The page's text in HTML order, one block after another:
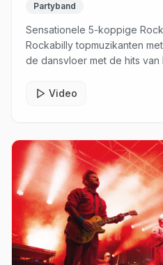
Partyband
Sensationele 5-koppige
Rockabilly topmuzikanten
de dansvloer met de hits van
Video